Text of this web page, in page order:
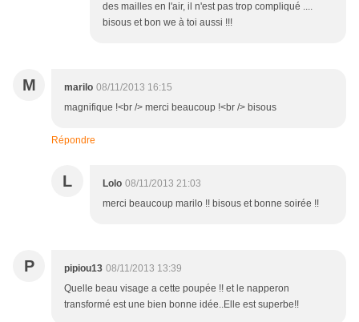
des mailles en l'air, il n'est pas trop compliqué ....
bisous et bon we à toi aussi !!!
M marilo 08/11/2013 16:15
magnifique !<br /> merci beaucoup !<br /> bisous
Répondre
L Lolo 08/11/2013 21:03
merci beaucoup marilo !! bisous et bonne soirée !!
P pipiou13 08/11/2013 13:39
Quelle beau visage a cette poupée !! et le napperon
transformé est une bien bonne idée..Elle est superbe!!